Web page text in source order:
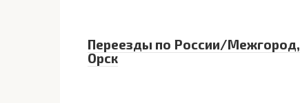
Переезды по России/Межгород,
Орск